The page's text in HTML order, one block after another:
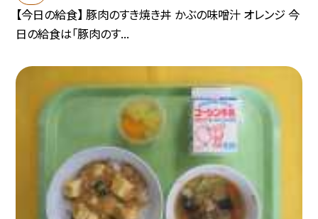
【今日の給食】 豚肉のすき焼き丼 かぶの味噌汁 オレンジ 今
日の給食は「豚肉のす...